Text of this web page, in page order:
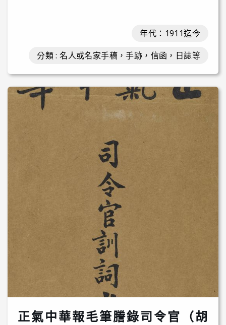
年代：1911迄今
分類 : 名人或名家手稿，手跡，信函，日誌等
正氣中華報毛筆謄錄司令官（胡